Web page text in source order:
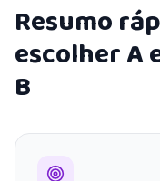
Resumo
escolher A
B